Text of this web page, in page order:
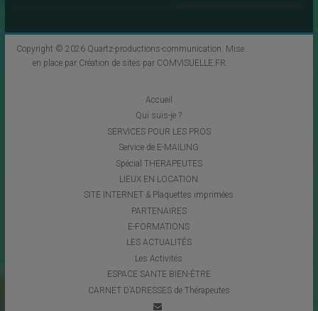
Copyright © 2026 Quartz-productions-communication. Mise
en place par Création de sites par COMVISUELLE.FR.
Accueil
Qui suis-je ?
SERVICES POUR LES PROS
Service de E-MAILING
Spécial THERAPEUTES
LIEUX EN LOCATION
SITE INTERNET & Plaquettes imprimées
PARTENAIRES
E-FORMATIONS
LES ACTUALITÉS
Les Activités
ESPACE SANTE BIEN-ÊTRE
CARNET D’ADRESSES de Thérapeutes